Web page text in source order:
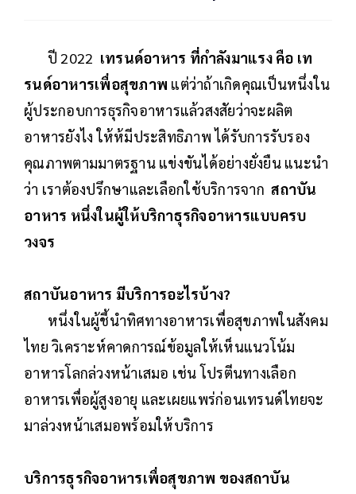
ปี 2022 เทรนด์อาหาร ที่กำลังมาแรง คือ เท
รนด์อาหารเพื่อสุขภาพ แต่ว่าถ้าเกิดคุณเป็นหนึ่งใน
ผู้ประกอบการธุรกิจอาหารแล้วสงสัยว่าจะผลิต
อาหารยังไง ให้ห้มีประสิทธิภาพ ได้รับการรับรอง
คุณภาพตามมาตรฐาน แข่งขันได้อย่างยั่งยืน แนะนำ
ว่า เราต้องปรึกษาและเลือกใช้บริการจาก สถาบัน
อาหาร หนึ่งในผู้ให้บริกาธุรกิจอาหารแบบครบ
วงจร
สถาบันอาหาร มีบริการอะไรบ้าง?
หนึ่งในผู้ชี้นำทิศทางอาหารเพื่อสุขภาพในสังคม
ไทย วิเคราะห์คาดการณ์ข้อมูลให้เห็นแนวโน้ม
อาหารโลกล่วงหน้าเสมอ เช่น โปรตีนทางเลือก
อาหารเพื่อผู้สูงอายุ และเผยแพร่ก่อนเทรนด์ไทยจะ
มาล่วงหน้าเสมอพร้อมให้บริการ
บริการธุรกิจอาหารเพื่อสุขภาพ ของสถาบัน